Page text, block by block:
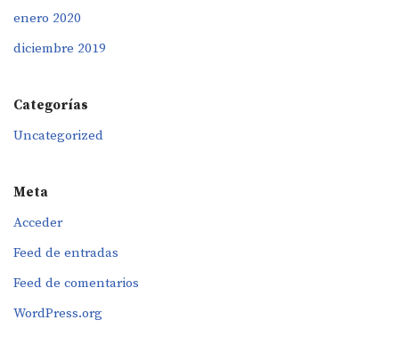
enero 2020
diciembre 2019
Categorías
Uncategorized
Meta
Acceder
Feed de entradas
Feed de comentarios
WordPress.org